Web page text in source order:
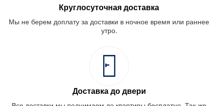
Круглосуточная доставка
Мы не берем доплату за доставки в ночное время или раннее
утро.
Доставка до двери